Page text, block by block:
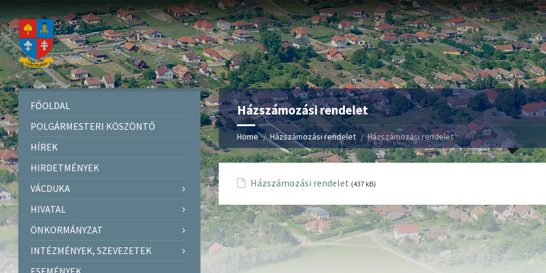
Házszámozási rendelet
Home Házszámozási rendelet Házszámozási rendelet
Házszámozási rendelet (437 kB)
FŐOLDAL
POLGÁRMESTERI KÖSZÖNTŐ
HÍREK
HIRDETMÉNYEK
VÁCDUKA
HIVATAL
ÖNKORMÁNYZAT
INTÉZMÉNYEK, SZEVEZETEK